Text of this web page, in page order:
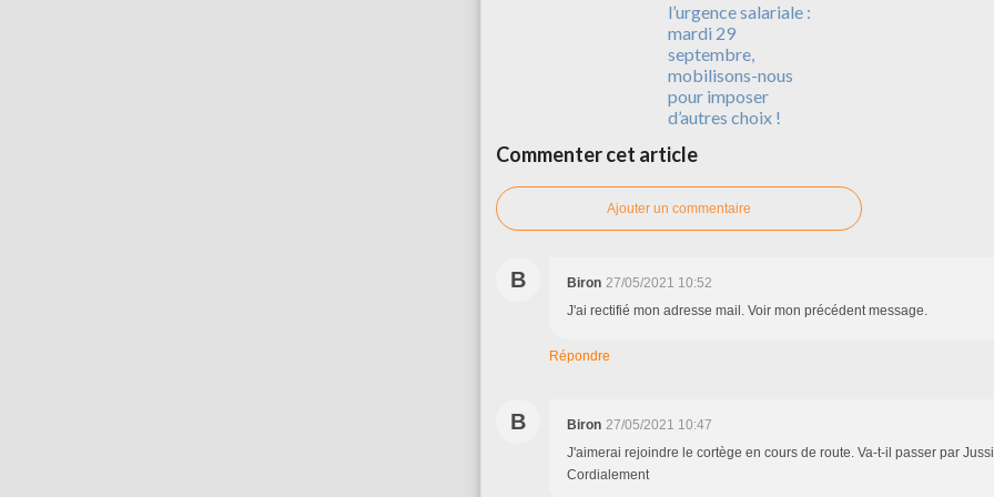
l’urgence salariale :
mardi 29
septembre,
mobilisons-nous
pour imposer
d’autres choix !
Commenter cet article
Ajouter un commentaire
B Biron 27/05/2021 10:52
J'ai rectifié mon adresse mail. Voir mon précédent message.
Répondre
B Biron 27/05/2021 10:47
J'aimerai rejoindre le cortège en cours de route. Va-t-il passer par
Cordialement